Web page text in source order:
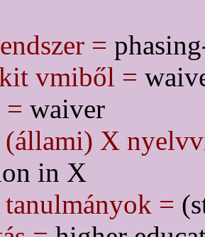
=
vmiből =
= waiver
X
in X
=